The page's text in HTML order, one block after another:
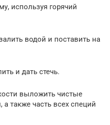
используя горячий
водой и поставить на
и дать стечь.
выложить чистые
также часть всех специй